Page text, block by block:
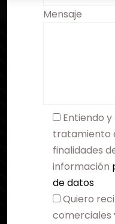
Mensaje
Entiendo
tratamiento
finalidades
información
de datos
Quiero
comerciales